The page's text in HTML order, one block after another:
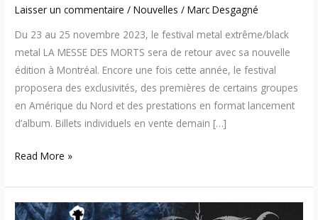
Laisser un commentaire /Nouvelles /Marc Desgagné
Du 23 au 25 novembre 2023, le festival metal extrême/black
metal LA MESSE DES MORTS sera de retour avec sa nouvelle
édition à Montréal. Encore une fois cette année, le festival
proposera des exclusivités, des premières de certains groupes
en Amérique du Nord et des prestations en format lancement
d’album. Billets individuels en vente demain […]
Read More »
Sepulchral